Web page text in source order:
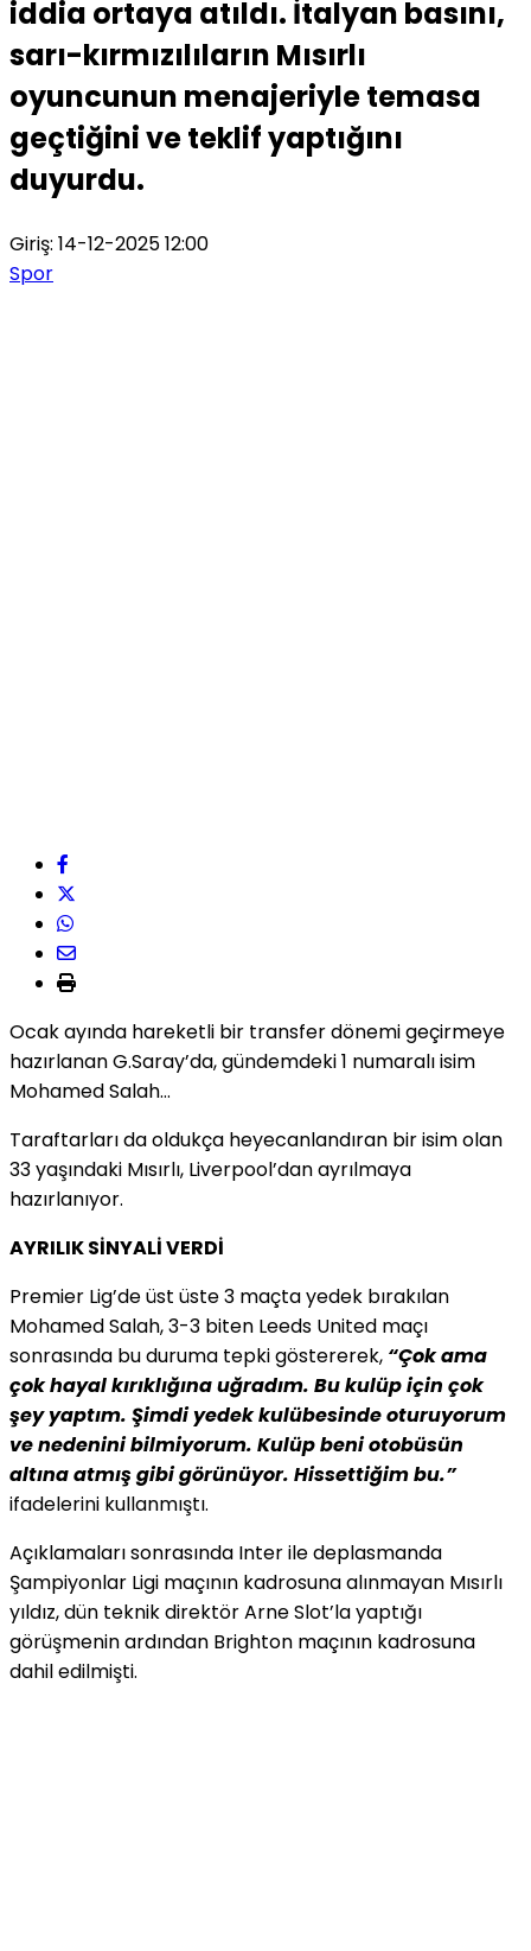
iddia ortaya atıldı. İtalyan basını,
sarı-kırmızılıların Mısırlı
oyuncunun menajeriyle temasa
geçtiğini ve teklif yaptığını
duyurdu.
Giriş: 14-12-2025 12:00
Spor
Ocak ayında hareketli bir transfer dönemi geçirmeye
hazırlanan G.Saray’da, gündemdeki 1 numaralı isim
Mohamed Salah…
Taraftarları da oldukça heyecanlandıran bir isim olan
33 yaşındaki Mısırlı, Liverpool’dan ayrılmaya
hazırlanıyor.
AYRILIK SİNYALİ VERDİ
Premier Lig’de üst üste 3 maçta yedek bırakılan
Mohamed Salah, 3-3 biten Leeds United maçı
sonrasında bu duruma tepki göstererek, “Çok ama
çok hayal kırıklığına uğradım. Bu kulüp için çok
şey yaptım. Şimdi yedek kulübesinde oturuyorum
ve nedenini bilmiyorum. Kulüp beni otobüsün
altına atmış gibi görünüyor. Hissettiğim bu.”
ifadelerini kullanmıştı.
Açıklamaları sonrasında Inter ile deplasmanda
Şampiyonlar Ligi maçının kadrosuna alınmayan Mısırlı
yıldız, dün teknik direktör Arne Slot’la yaptığı
görüşmenin ardından Brighton maçının kadrosuna
dahil edilmişti.